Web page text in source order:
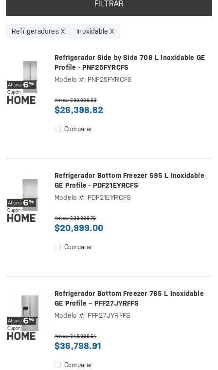
FILTRAR
Refrigeradores X Inoxidable X
Refrigerador Side by Side 708 L Inoxidable GE
Profile - PNF25FYRCFS
Modelo #: PNF25FYRCFS
Antes: $32,998.52
$26,398.82
Comparar
Refrigerador Bottom Freezer 595 L Inoxidable
GE Profile - PDF21EYRCFS
Modelo #: PDF21EYRCFS
Antes: $29,998.76
$20,999.00
Comparar
Refrigerador Bottom Freezer 765 L Inoxidable
GE Profile – PFF27JYRFFS
Modelo #: PFF27JYRFFS
Antes: $45,998.64
$36,798.91
Comparar